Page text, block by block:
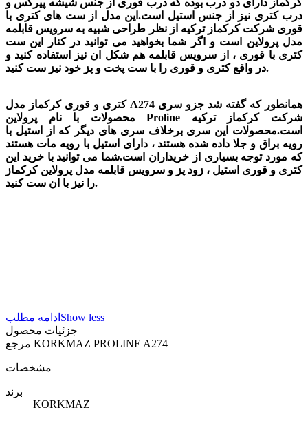
درب کتری نیز از جنس استیل است.این مدل از ست های کتری با
قوری شرکت کرکماز ترکیه از نظر طراحی شبیه به سرویس قابلمه
مدل پرولاین است و اگر شما بخواهید می توانید در کنار این ست
کتری با قوری ، از سرویس قابلمه هم شکل ان نیز استفاده کنید و
در واقع کتری و قوری را با ست پخت و پز خود نیز ست کنید.
کتری و قوری کرکماز مدل A274 همانطور که گفته شد جزو سری
محصولات با نام پرولاین Proline شرکت کرکماز ترکیه
است.محصولات این سری برخلاف سری های دیگر که از استیل با
رویه براق و جلا داده شده هستند ، دارای استیل با رویه مات هستند
که مورد توجه بسیاری از خریداران است.شما می توانید با خرید این
کتری و قوری استیل ، زود پز و سرویس قابلمه مدل پرولاین کرکماز
را نیز با ان ست کنید.
ادامه مطلب Show less
جزئیات محصول
KORKMAZ PROLINE A274
مشخصات
برند
KORKMAZ